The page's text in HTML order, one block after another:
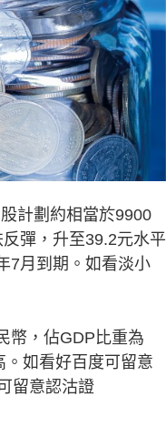
計劃約相當於9900
彈，升至39.2元水平
7月到期。如看淡小
，佔GDP比重為
如看好百度可留意
留意認沽證